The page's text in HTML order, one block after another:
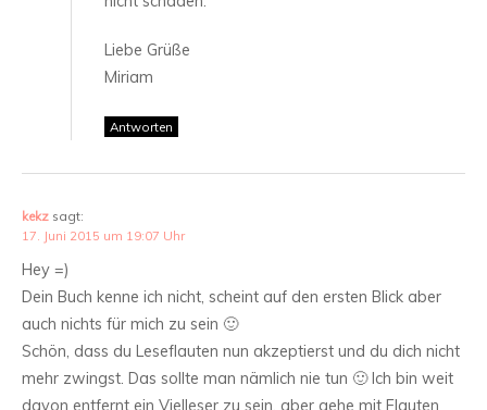
Liebe Grüße
Miriam
Antworten
kekz sagt:
17. Juni 2015 um 19:07 Uhr
Hey =)
Dein Buch kenne ich nicht, scheint auf den ersten Blick aber
auch nichts für mich zu sein 🙂
Schön, dass du Leseflauten nun akzeptierst und du dich nicht
mehr zwingst. Das sollte man nämlich nie tun 🙂 Ich bin weit
davon entfernt ein Vielleser zu sein, aber gehe mit Flauten